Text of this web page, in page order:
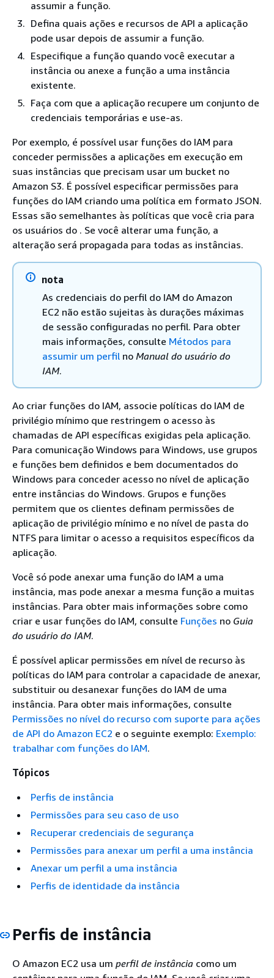
assumir a função.
Defina quais ações e recursos de API a aplicação
pode usar depois de assumir a função.
Especifique a função quando você executar a
instância ou anexe a função a uma instância
existente.
Faça com que a aplicação recupere um conjunto de
credenciais temporárias e use-as.
Por exemplo, é possível usar funções do IAM para
conceder permissões a aplicações em execução em
suas instâncias que precisam usar um bucket no
Amazon S3. É possível especificar permissões para
funções do IAM criando uma política em formato JSON.
Essas são semelhantes às políticas que você cria para
os usuários do . Se você alterar uma função, a
alteração será propagada para todas as instâncias.
nota
As credenciais do perfil do IAM do Amazon
EC2 não estão sujeitas às durações máximas
de sessão configuradas no perfil. Para obter
mais informações, consulte Métodos para
assumir um perfil no Manual do usuário do
IAM.
Ao criar funções do IAM, associe políticas do IAM de
privilégio mínimo que restringem o acesso às
chamadas de API específicas exigidas pela aplicação.
Para comunicação Windows para Windows, use grupos
e funções bem definidos e bem documentados do
Windows para conceder acesso no nível de aplicação
entre instâncias do Windows. Grupos e funções
permitem que os clientes definam permissões de
aplicação de privilégio mínimo e no nível de pasta do
NTFS para limitar o acesso a requisitos específicos da
aplicação.
Você só pode anexar uma função do IAM a uma
instância, mas pode anexar a mesma função a muitas
instâncias. Para obter mais informações sobre como
criar e usar funções do IAM, consulte Funções no Guia
do usuário do IAM.
É possível aplicar permissões em nível de recurso às
políticas do IAM para controlar a capacidade de anexar,
substituir ou desanexar funções do IAM de uma
instância. Para obter mais informações, consulte
Permissões no nível do recurso com suporte para ações
de API do Amazon EC2 e o seguinte exemplo: Exemplo:
trabalhar com funções do IAM.
Tópicos
Perfis de instância
Permissões para seu caso de uso
Recuperar credenciais de segurança
Permissões para anexar um perfil a uma instância
Anexar um perfil a uma instância
Perfis de identidade da instância
Perfis de instância
O Amazon EC2 usa um perfil de instância como um